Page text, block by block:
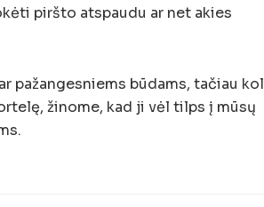
piršto atspaudu ar net akies
pažangesniems būdams, tačiau kol
žinome, kad ji vėl tilps į mūsų